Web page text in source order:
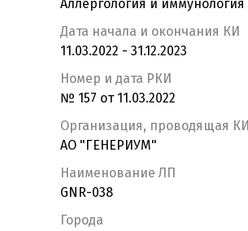
Аллергология и иммунология
Дата начала и окончания КИ
11.03.2022 - 31.12.2023
Номер и дата РКИ
№ 157 от 11.03.2022
Организация, проводящая КИ
АО "ГЕНЕРИУМ"
Наименование ЛП
GNR-038
Города